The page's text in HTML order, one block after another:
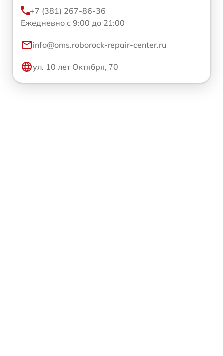
+7 (381) 267-86-36
Ежедневно с 9:00 до 21:00
info@oms.roborock-repair-center.ru
ул. 10 лет Октября, 70